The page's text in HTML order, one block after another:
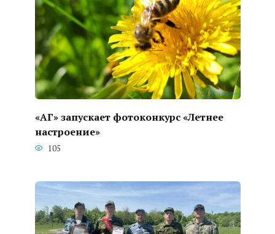
«АГ» запускает фотоконкурс «Летнее
настроение»
105